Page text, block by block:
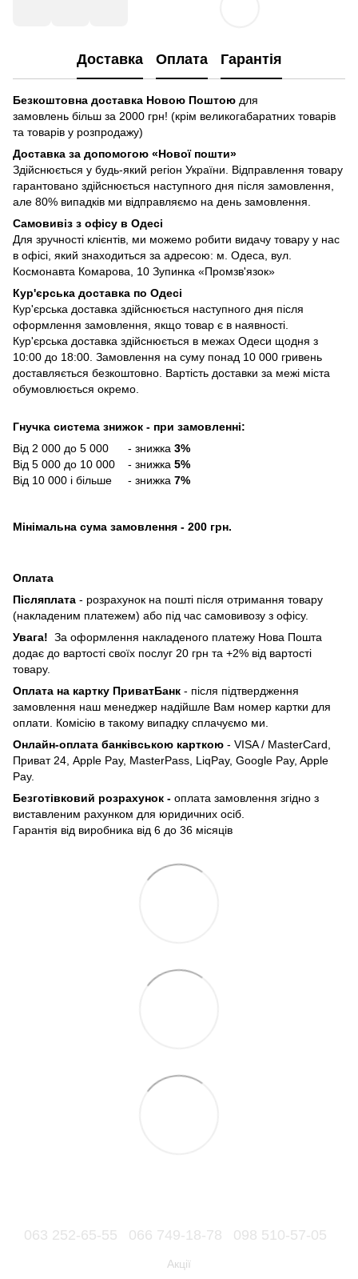
Доставка Оплата Гарантія
Безкоштовна доставка Новою Поштою для
замовлень більш за 2000 грн! (крім великогабаратних товарів
та товарів у розпродажу)
Доставка за допомогою «Нової пошти»
Здійснюється у будь-який регіон України. Відправлення товару
гарантовано здійснюється наступного дня після замовлення,
але 80% випадків ми відправляємо на день замовлення.
Самовивіз з офісу в Одесі
Для зручності клієнтів, ми можемо робити видачу товару у нас
в офісі, який знаходиться за адресою: м. Одеса, вул.
Космонавта Комарова, 10 Зупинка «Промзв'язок»
Кур'єрська доставка по Одесі
Кур'єрська доставка здійснюється наступного дня після
оформлення замовлення, якщо товар є в наявності.
Кур'єрська доставка здійснюється в межах Одеси щодня з
10:00 до 18:00. Замовлення на суму понад 10 000 гривень
доставляється безкоштовно. Вартість доставки за межі міста
обумовлюється окремо.
Гнучка система знижок - при замовленні:
Від 2 000 до 5 000 - знижка 3%
Від 5 000 до 10 000 - знижка 5%
Від 10 000 і більше - знижка 7%
Мінімальна сума замовлення - 200 грн.
Оплата
Післяплата - розрахунок на пошті після отримання товару
(накладеним платежем) або під час самовивозу з офісу.
Увага! За оформлення накладеного платежу Нова Пошта
додає до вартості своїх послуг 20 грн та +2% від вартості
товару.
Оплата на картку ПриватБанк - після підтвердження
замовлення наш менеджер надійшле Вам номер картки для
оплати. Комісію в такому випадку сплачуємо ми.
Онлайн-оплата банківською карткою - VISA / MasterCard,
Приват 24, Apple Pay, MasterPass, LiqPay, Google Pay, Apple
Pay.
Безготівковий розрахунок - оплата замовлення згідно з
виставленим рахунком для юридичних осіб.
Гарантія від виробника від 6 до 36 місяців
063 252-65-55 066 749-18-78 098 510-57-05
Акції